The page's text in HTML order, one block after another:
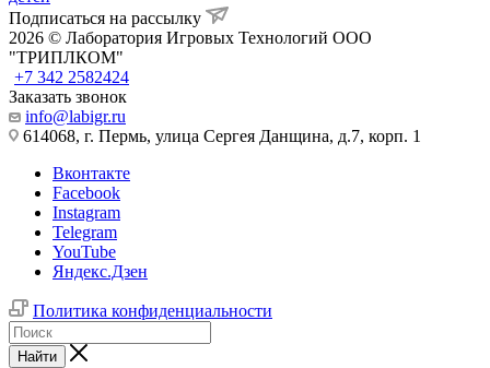
Подписаться на рассылку
2026 © Лаборатория Игровых Технологий ООО
"ТРИПЛКОМ"
+7 342 2582424
Заказать звонок
info@labigr.ru
614068, г. Пермь, улица Сергея Данщина, д.7, корп. 1
Вконтакте
Facebook
Instagram
Telegram
YouTube
Яндекс.Дзен
Политика конфиденциальности
Найти